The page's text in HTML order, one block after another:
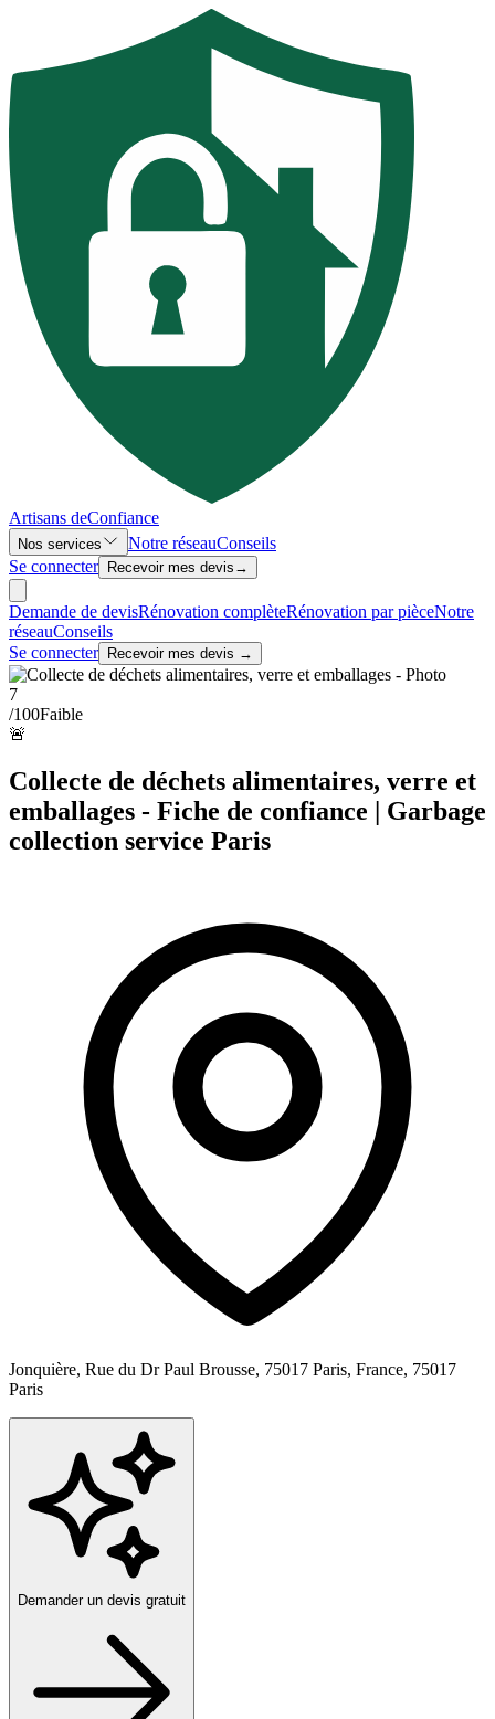
Artisans deConfiance
Nos services Notre réseauConseils
Se connecter
Recevoir mes devis →
Demande de devisRénovation complèteRénovation par pièceNotre
réseauConseils
Se connecter
Recevoir mes devis →
7
/100Faible
🚨
Collecte de déchets alimentaires, verre et
emballages - Fiche de confiance | Garbage
collection service Paris
Jonquière, Rue du Dr Paul Brousse, 75017 Paris, France, 75017
Paris
Demander un devis gratuit